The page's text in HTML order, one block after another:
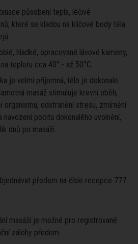
působení tepla, léčivé
které se kladou na klíčové body těla
hladké, opracované lávové kameny,
teplotu cca 40° - až 50°C.
je velmi příjemná, tělo je dokonale
masáž stimuluje krevní oběh,
organismu, odstranění stresu, zmírnění
pocitu dokonalého uvolnění,
dnů po masáži.
předem na čísle recepce 777
masáží je možné pro registrované
zálohy předem.